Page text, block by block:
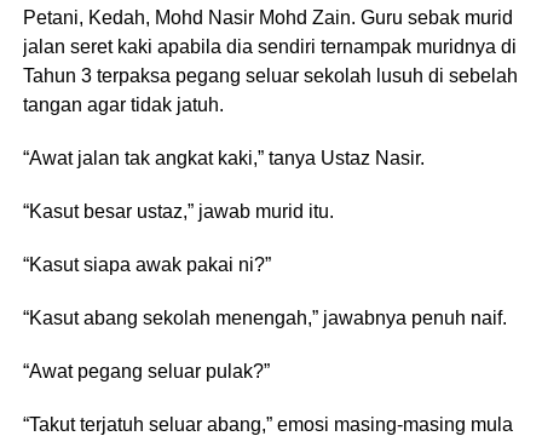
Petani, Kedah, Mohd Nasir Mohd Zain. Guru sebak murid
jalan seret kaki apabila dia sendiri ternampak muridnya di
Tahun 3 terpaksa pegang seluar sekolah lusuh di sebelah
tangan agar tidak jatuh.
“Awat jalan tak angkat kaki,” tanya Ustaz Nasir.
“Kasut besar ustaz,” jawab murid itu.
“Kasut siapa awak pakai ni?”
“Kasut abang sekolah menengah,” jawabnya penuh naif.
“Awat pegang seluar pulak?”
“Takut terjatuh seluar abang,” emosi masing-masing mula